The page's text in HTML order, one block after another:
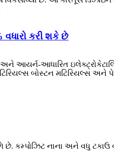
કરી શકે છે
આયર્ન-આધારિત
બોસ્ટન મટિરિયલ્સ
છે. કમ્પોઝિટ નાના અને વધુ ટકાઉ